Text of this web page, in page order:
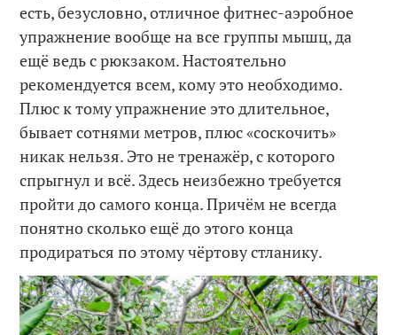
есть, безусловно, отличное фитнес-аэробное
упражнение вообще на все группы мышц, да
ещё ведь с рюкзаком. Настоятельно
рекомендуется всем, кому это необходимо.
Плюс к тому упражнение это длительное,
бывает сотнями метров, плюс «соскочить»
никак нельзя. Это не тренажёр, с которого
спрыгнул и всё. Здесь неизбежно требуется
пройти до самого конца. Причём не всегда
понятно сколько ещё до этого конца
продираться по этому чёртову стланику.